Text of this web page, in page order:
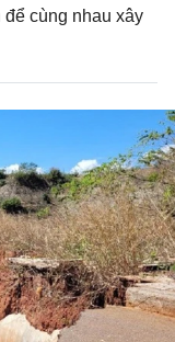
để cùng nhau xây